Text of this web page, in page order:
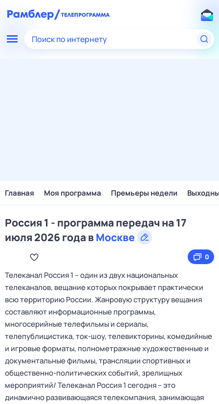
Поиск по интернету
Главная Моя программа Премьеры недели
Россия 1 - программа передач на 17
июля 2026 года вМоскве
0
Телеканал Россия 1 – один из двух национальных
телеканалов, вещание которых покрывает практически
всю территорию России. Жанровую структуру вещания
составляют информационные программы,
многосерийные телефильмы и сериалы,
телепублицистика, ток-шоу, телевикторины, комедийные
и игровые форматы, полнометражные художественные и
документальные фильмы, трансляции спортивных и
общественно-политических событий, зрелищных
мероприятий/ Телеканал Россия 1 сегодня – это
динамично развивающаяся телекомпания, занимающая